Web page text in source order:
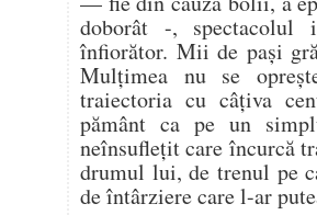
doborât -, spectacolul
înfiorător. Mii de pași
Mulțimea nu se
traiectoria cu câțiva
pământ ca pe un
neînsuflețit care încurcă
drumul lui, de trenul pe
de întârziere care l-ar